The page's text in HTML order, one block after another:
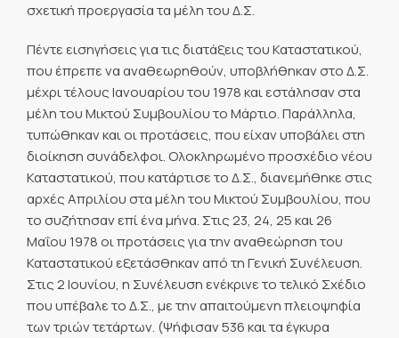
σχετική προεργασία τα μέλη του Δ.Σ.
Πέντε εισηγήσεις για τις διατάξεις του Καταστατικού,
που έπρεπε να αναθεωρηθούν, υποβλήθηκαν στο Δ.Σ.
μέχρι τέλους Ιανουαρίου του 1978 και εστάλησαν στα
μέλη του Μικτού Συμβουλίου το Μάρτιο. Παράλληλα,
τυπώθηκαν και οι προτάσεις, που είχαν υποβάλει στη
διοίκηση συνάδελφοι. Ολοκληρωμένο προσχέδιο νέου
Καταστατικού, που κατάρτισε το Δ.Σ., διανεμήθηκε στις
αρχές Απριλίου στα μέλη του Μικτού Συμβουλίου, που
το συζήτησαν επί ένα μήνα. Στις 23, 24, 25 και 26
Μαΐου 1978 οι προτάσεις για την αναθεώρηση του
Καταστατικού εξετάσθηκαν από τη Γενική Συνέλευση.
Στις 2 Ιουνίου, η Συνέλευση ενέκρινε το τελικό Σχέδιο
που υπέβαλε το Δ.Σ., με την απαιτούμενη πλειοψηφία
των τριών τετάρτων. (Ψήφισαν 536 και τα έγκυρα